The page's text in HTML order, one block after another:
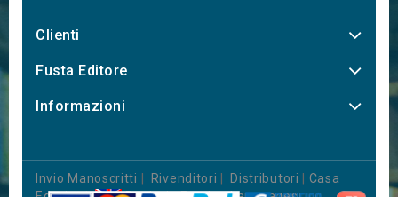
Clienti
Fusta Editore
Informazioni
Invio Manoscritti Rivenditori Distributori
Casa